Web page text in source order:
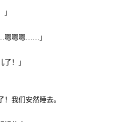
嗯嗯……」
！」
我们安然睡去。